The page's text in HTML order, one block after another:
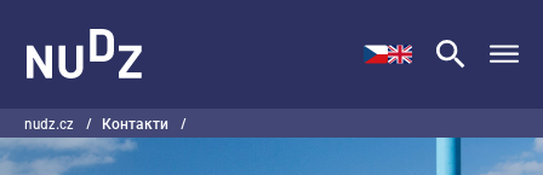
nudz.cz / Контакти /